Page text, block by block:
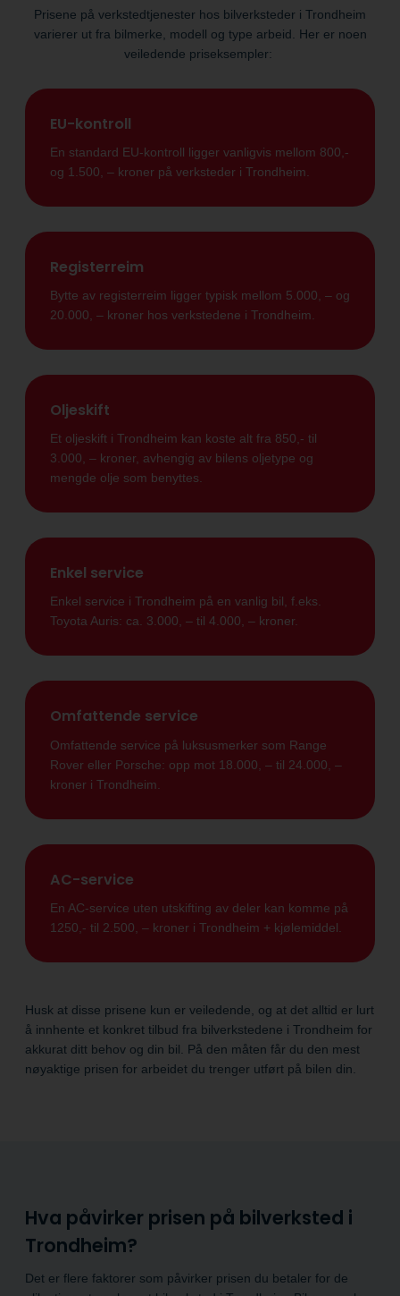
Prisene på verkstedtjenester hos bilverksteder i Trondheim
varierer ut fra bilmerke, modell og type arbeid. Her er noen
veiledende priseksempler:
EU-kontroll
En standard EU-kontroll ligger vanligvis mellom 800,-
og 1.500, – kroner på verksteder i Trondheim.
Registerreim
Bytte av registerreim ligger typisk mellom 5.000, – og
20.000, – kroner hos verkstedene i Trondheim.
Oljeskift
Et oljeskift i Trondheim kan koste alt fra 850,- til
3.000, – kroner, avhengig av bilens oljetype og
mengde olje som benyttes.
Enkel service
Enkel service i Trondheim på en vanlig bil, f.eks.
Toyota Auris: ca. 3.000, – til 4.000, – kroner.
Omfattende service
Omfattende service på luksusmerker som Range
Rover eller Porsche: opp mot 18.000, – til 24.000, –
kroner i Trondheim.
AC-service
En AC-service uten utskifting av deler kan komme på
1250,- til 2.500, – kroner i Trondheim + kjølemiddel.
Husk at disse prisene kun er veiledende, og at det alltid er lurt
å innhente et konkret tilbud fra bilverkstedene i Trondheim for
akkurat ditt behov og din bil. På den måten får du den mest
nøyaktige prisen for arbeidet du trenger utført på bilen din.
Hva påvirker prisen på bilverksted i
Trondheim?
Det er flere faktorer som påvirker prisen du betaler for de